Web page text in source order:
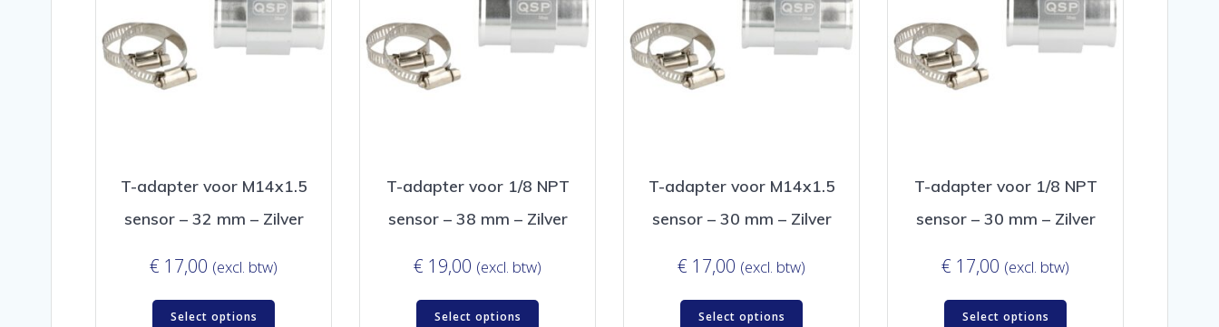
T-adapter voor M14x1.5
sensor – 32 mm – Zilver
€ 17,00 (excl. btw)
Select options
T-adapter voor 1/8 NPT
sensor – 38 mm – Zilver
€ 19,00 (excl. btw)
Select options
T-adapter voor M14x1.5
sensor – 30 mm – Zilver
€ 17,00 (excl. btw)
Select options
T-adapter voor 1/8 NPT
sensor – 30 mm – Zilver
€ 17,00 (excl. btw)
Select options